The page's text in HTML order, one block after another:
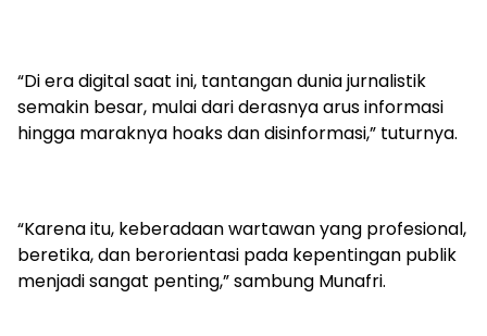
“Di era digital saat ini, tantangan dunia jurnalistik
semakin besar, mulai dari derasnya arus informasi
hingga maraknya hoaks dan disinformasi,” tuturnya.
“Karena itu, keberadaan wartawan yang profesional,
beretika, dan berorientasi pada kepentingan publik
menjadi sangat penting,” sambung Munafri.